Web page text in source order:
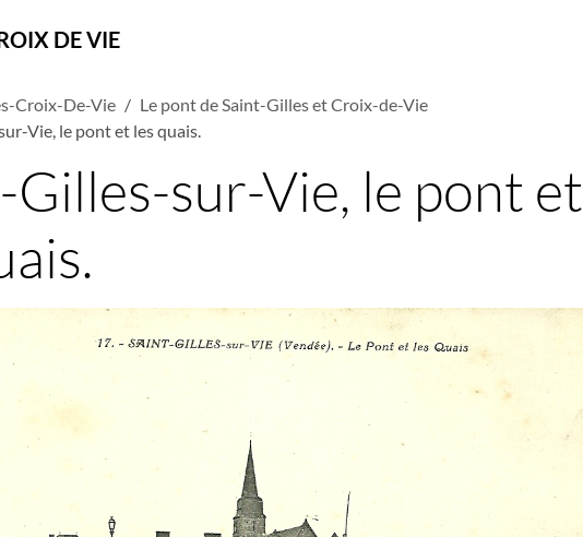
DE VIE
Croix-De-Vie
Le pont de Saint-Gilles et Croix-de-Vie
Vie, le pont et les quais.
Gilles-sur-Vie, le pont et